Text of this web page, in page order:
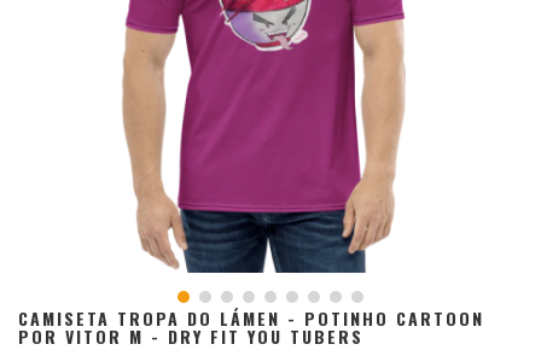
CAMISETA TROPA DO LÁMEN - POTINHO CARTOON
POR VITOR M - DRY FIT YOU TUBERS